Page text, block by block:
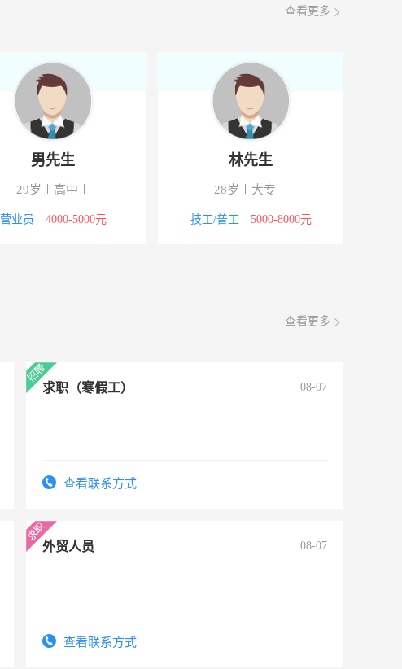
08-07
08-07
08-07
08-07
查看更多
男先生
29岁 高中
营业员 4000-5000元
林先生
28岁 大专
技工/普工 5000-8000元
查看更多
求职（寒假工） 08-07
查看联系方式
外贸人员 08-07
查看联系方式